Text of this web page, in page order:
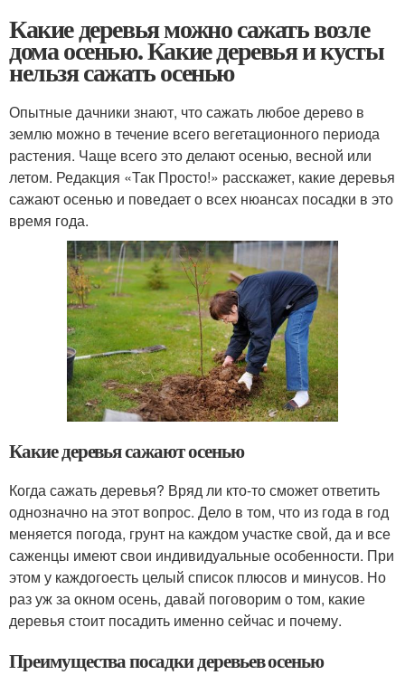
Какие деревья можно сажать возле
дома осенью. Какие деревья и кусты
нельзя сажать осенью
Опытные дачники знают, что сажать любое дерево в
землю можно в течение всего вегетационного периода
растения. Чаще всего это делают осенью, весной или
летом. Редакция «Так Просто!» расскажет, какие деревья
сажают осенью и поведает о всех нюансах посадки в это
время года.
Какие деревья сажают осенью
Когда сажать деревья? Вряд ли кто-то сможет ответить
однозначно на этот вопрос. Дело в том, что из года в год
меняется погода, грунт на каждом участке свой, да и все
саженцы имеют свои индивидуальные особенности. При
этом у каждогоесть целый список плюсов и минусов. Но
раз уж за окном осень, давай поговорим о том, какие
деревья стоит посадить именно сейчас и почему.
Преимущества посадки деревьев осенью